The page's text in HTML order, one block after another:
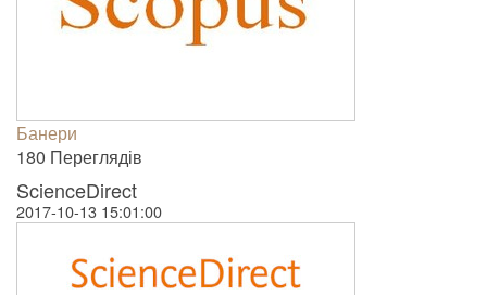
Банери
180 Пере­гля­дів
ScienceDirect
2017-10-13 15:01:00